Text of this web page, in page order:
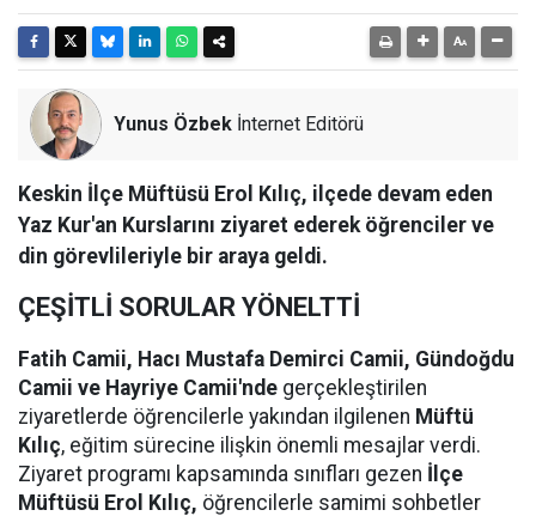
Yunus Özbek İnternet Editörü
Keskin İlçe Müftüsü Erol Kılıç, ilçede devam eden
Yaz Kur'an Kurslarını ziyaret ederek öğrenciler ve
din görevlileriyle bir araya geldi.
ÇEŞİTLİ SORULAR YÖNELTTİ
Fatih Camii, Hacı Mustafa Demirci Camii, Gündoğdu
Camii ve Hayriye Camii'nde gerçekleştirilen
ziyaretlerde öğrencilerle yakından ilgilenen Müftü
Kılıç, eğitim sürecine ilişkin önemli mesajlar verdi.
Ziyaret programı kapsamında sınıfları gezen İlçe
Müftüsü Erol Kılıç, öğrencilerle samimi sohbetler